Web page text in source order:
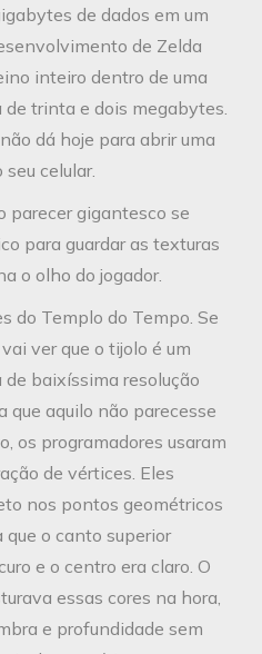
de dados em um
de Zelda
inteiro dentro de uma
de trinta e dois megabytes.
dá hoje para abrir uma
celular.
parecer gigantesco se
para guardar as texturas
o olho do jogador.
do Templo do Tempo. Se
ver que o tijolo é um
baixíssima resolução
que aquilo não parecesse
os programadores usaram
de vértices. Eles
nos pontos geométricos
que o canto superior
e o centro era claro. O
essas cores na hora,
e profundidade sem